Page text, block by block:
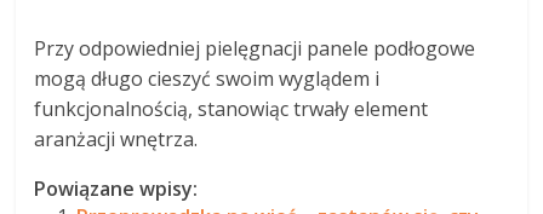
Przy odpowiedniej pielęgnacji panele podłogowe
mogą długo cieszyć swoim wyglądem i
funkcjonalnością, stanowiąc trwały element
aranżacji wnętrza.
Powiązane wpisy: